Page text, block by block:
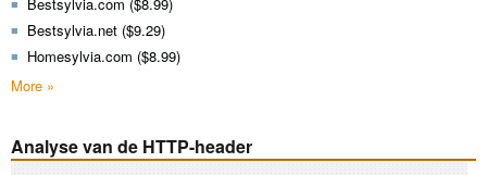
Bestsylvia.net ($9.29)
Homesylvia.com ($8.99)
More »
Analyse van de HTTP-header